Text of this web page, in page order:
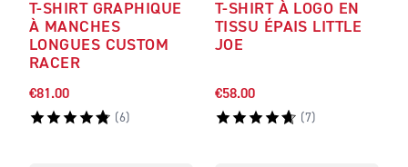
T-SHIRT GRAPHIQUE
À MANCHES
LONGUES CUSTOM
RACER
€81.00
(6)
T-SHIRT À LOGO EN
TISSU ÉPAIS LITTLE
JOE
€58.00
(7)